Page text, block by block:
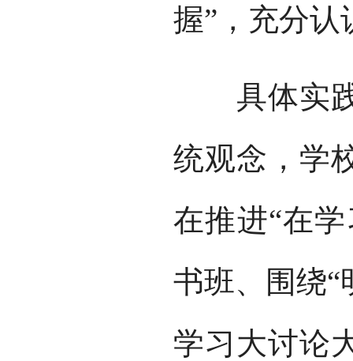
握”，充分
具体实践
统观念，学
在推进“在
书班、围绕“
学习大讨论